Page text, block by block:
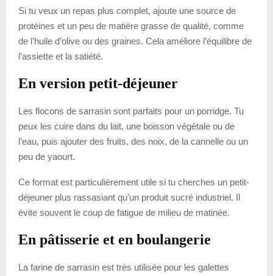
Si tu veux un repas plus complet, ajoute une source de
protéines et un peu de matière grasse de qualité, comme
de l’huile d’olive ou des graines. Cela améliore l’équilibre de
l’assiette et la satiété.
En version petit-déjeuner
Les flocons de sarrasin sont parfaits pour un porridge. Tu
peux les cuire dans du lait, une boisson végétale ou de
l’eau, puis ajouter des fruits, des noix, de la cannelle ou un
peu de yaourt.
Ce format est particulièrement utile si tu cherches un petit-
déjeuner plus rassasiant qu’un produit sucré industriel. Il
évite souvent le coup de fatigue de milieu de matinée.
En pâtisserie et en boulangerie
La farine de sarrasin est très utilisée pour les galettes